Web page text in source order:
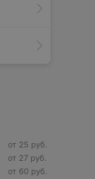
от 25 руб.
от 27 руб.
от 60 руб.